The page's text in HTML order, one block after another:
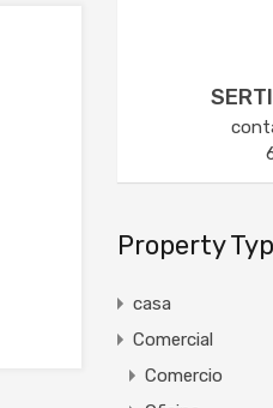
Property
casa
Comercial
Comercio